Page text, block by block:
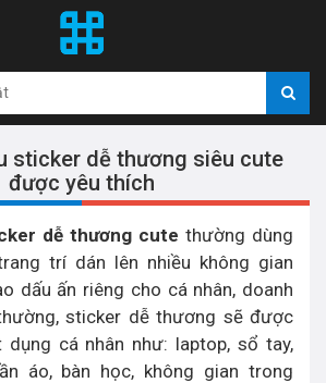
sticker dễ thương siêu cute
được yêu thích
dễ thương cute thường dùng
trí dán lên nhiều không gian
dấu ấn riêng cho cá nhân, doanh
sticker dễ thương sẽ được
dụng cá nhân như: laptop, sổ tay,
áo, bàn học, không gian trong